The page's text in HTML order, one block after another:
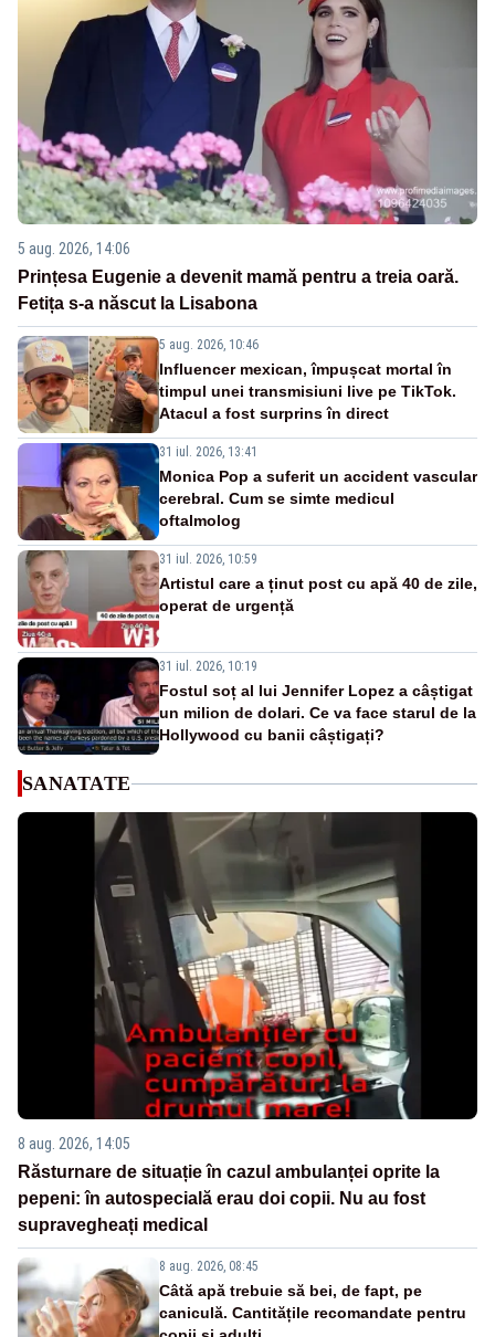
5 aug. 2026, 14:06
Prințesa Eugenie a devenit mamă pentru a treia oară.
Fetița s-a născut la Lisabona
5 aug. 2026, 10:46
Influencer mexican, împușcat mortal în
timpul unei transmisiuni live pe TikTok.
Atacul a fost surprins în direct
31 iul. 2026, 13:41
Monica Pop a suferit un accident vascular
cerebral. Cum se simte medicul
oftalmolog
31 iul. 2026, 10:59
Artistul care a ținut post cu apă 40 de zile,
operat de urgență
31 iul. 2026, 10:19
Fostul soț al lui Jennifer Lopez a câștigat
un milion de dolari. Ce va face starul de la
Hollywood cu banii câștigați?
SANATATE
8 aug. 2026, 14:05
Răsturnare de situație în cazul ambulanței oprite la
pepeni: în autospecială erau doi copii. Nu au fost
supravegheați medical
8 aug. 2026, 08:45
Câtă apă trebuie să bei, de fapt, pe
caniculă. Cantitățile recomandate pentru